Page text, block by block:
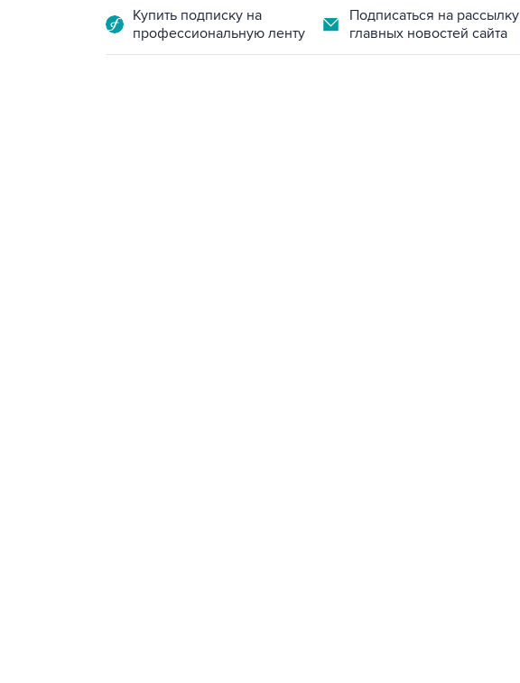
Купить подписку на
профессиональную ленту
Подписаться на рассылку
главных новостей сайта